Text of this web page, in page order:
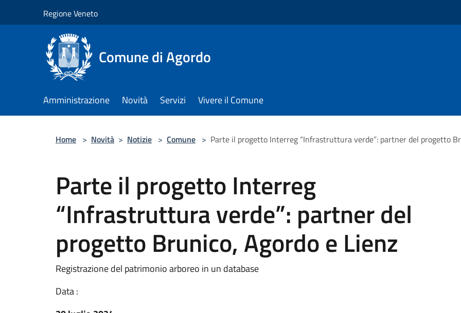
Regione Veneto
Comune di Agordo
Amministrazione Novità Servizi Vivere il Comune
Home > Novità > Notizie > Comune > Parte il progetto Interreg “Infrastruttura verde”: partner del progetto
Parte il progetto Interreg
“Infrastruttura verde”: partner del
progetto Brunico, Agordo e Lienz
Registrazione del patrimonio arboreo in un database
Data :